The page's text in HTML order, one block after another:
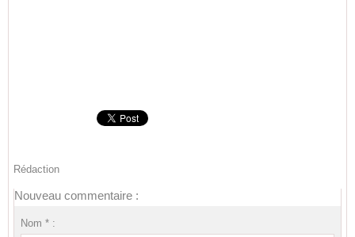
Rédaction
Nouveau commentaire :
Nom * :